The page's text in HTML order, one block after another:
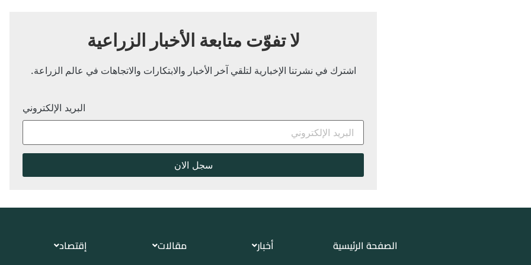
لا تفوّت متابعة الأخبار الزراعية
اشترك في نشرتنا الإخبارية لتلقي آخر الأخبار والابتكارات والاتجاهات في عالم الزراعة.
البريد الإلكتروني
الصفحة الرئيسية أخبار مقالات إقتصاد